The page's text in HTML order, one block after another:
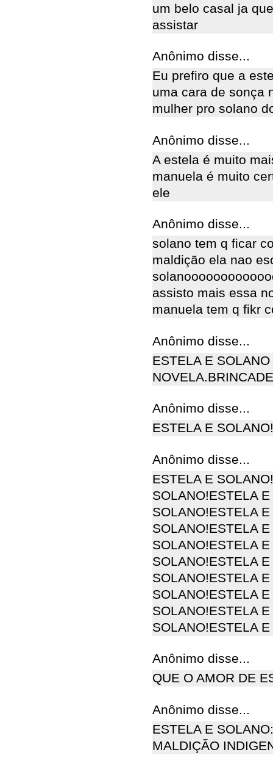
um belo casal ja
assistar
Anônimo disse...
Eu prefiro que a
uma cara de sonça
mulher pro solano
Anônimo disse...
A estela é muito
manuela é muito
ele
Anônimo disse...
solano tem q ficar
maldição ela nao
assisto mais essa
manuela tem q fikr
Anônimo disse...
ESTELA E
Anônimo disse...
ESTELA E SOLANO!
Anônimo disse...
ESTELA E
SOLANO!ESTELA
SOLANO!ESTELA
SOLANO!ESTELA
SOLANO!ESTELA
SOLANO!ESTELA
SOLANO!ESTELA
SOLANO!ESTELA
SOLANO!ESTELA
SOLANO!ESTELA
Anônimo disse...
QUE O AMOR DE
Anônimo disse...
ESTELA E
MALDIÇÃO